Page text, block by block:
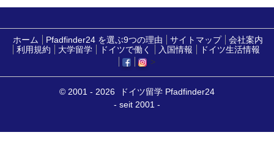
ホーム Pfadfinder24 を選ぶ9つの理由 サイトマップ
会社案内
利用規約
大学留学 ドイツで働く 入国情報
ドイツ生活情報
>
© 2001 - 2026 ドイツ留学 Pfadfinder24
- seit 2001 -